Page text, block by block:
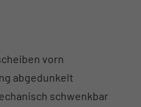
vorn
abgedunkelt
schwenkbar